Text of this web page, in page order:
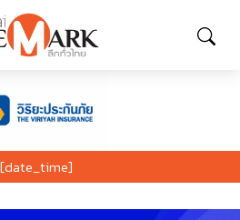
[date_time]